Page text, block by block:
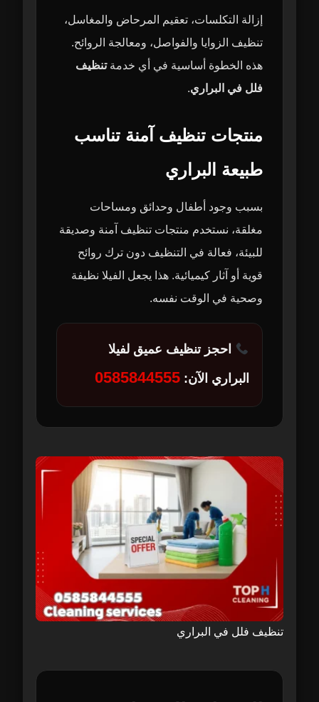
إزالة التكلسات، تعقيم المرحاض والمغاسل،
تنظيف الزوايا والفواصل، ومعالجة الروائح.
هذه الخطوة أساسية في أي خدمةتنظيف
فلل في البراري.
منتجات تنظيف آمنة تناسب
طبيعة البراري
بسبب وجود أطفال وحدائق ومساحات
مغلقة، نستخدم منتجات تنظيف آمنة وصديقة
للبيئة، فعالة في التنظيف دون ترك روائح
قوية أو آثار كيميائية. هذا يجعل الفيلا نظيفة
وصحية في الوقت نفسه.
احجز تنظيف عميق لفيلا
البراري الآن: 0585844555
تنظيف فلل في البراري